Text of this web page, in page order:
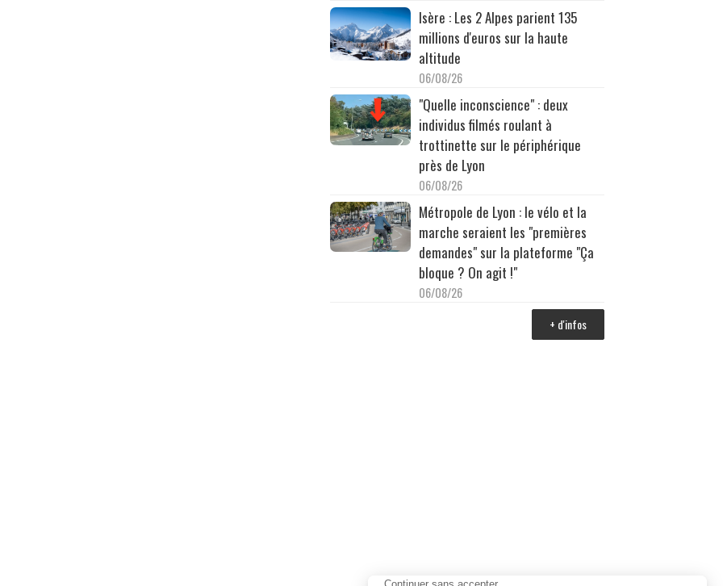
Isère : Les 2 Alpes parient 135
millions d'euros sur la haute
altitude
06/08/26
"Quelle inconscience" : deux
individus filmés roulant à
trottinette sur le périphérique
près de Lyon
06/08/26
Métropole de Lyon : le vélo et la
marche seraient les "premières
demandes" sur la plateforme "Ça
bloque ? On agit !"
06/08/26
+ d'infos